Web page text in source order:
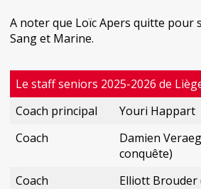
A noter que Loïc Apers quitte pour
Sang et Marine.
Le staff seniors 2025-2026 de
Coach principal
Youri Happart
Coach
Damien
conquête)
Coach
Elliott Brouder